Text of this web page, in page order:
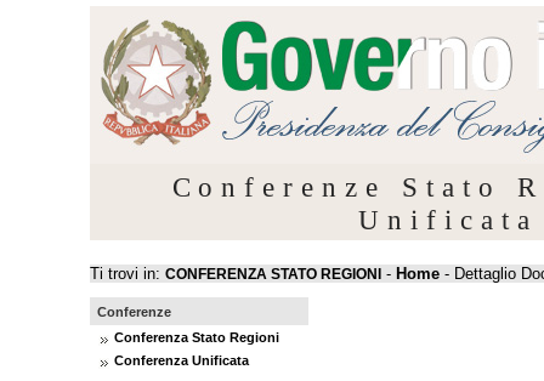
Conferenze Stato
Unificata
Ti trovi in: CONFERENZA STATO REGIONI - Home - Dettaglio
Conferenze
Conferenza Stato Regioni
Conferenza Unificata